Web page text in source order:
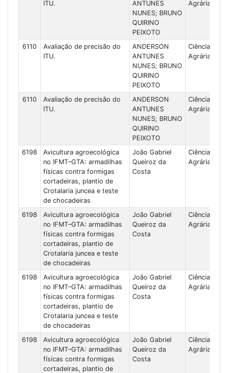
ITU.
ANTUNES
NUNES; BRUNO
QUIRINO
PEIXOTO
Agrárias
6110
Avaliação de precisão do
ITU.
ANDERSON
ANTUNES
NUNES; BRUNO
QUIRINO
PEIXOTO
Ciências
Agrárias
6110
Avaliação de precisão do
ITU.
ANDERSON
ANTUNES
NUNES; BRUNO
QUIRINO
PEIXOTO
Ciências
Agrárias
6198
Avicultura agroecológica
no IFMT–GTA: armadilhas
físicas contra formigas
cortadeiras, plantio de
Crotalaria juncea e teste
de chocadeiras
João Gabriel
Queiroz da
Costa
Ciências
Agrárias
6198
Avicultura agroecológica
no IFMT–GTA: armadilhas
físicas contra formigas
cortadeiras, plantio de
Crotalaria juncea e teste
de chocadeiras
João Gabriel
Queiroz da
Costa
Ciências
Agrárias
6198
Avicultura agroecológica
no IFMT–GTA: armadilhas
físicas contra formigas
cortadeiras, plantio de
Crotalaria juncea e teste
de chocadeiras
João Gabriel
Queiroz da
Costa
Ciências
Agrárias
6198
Avicultura agroecológica
no IFMT–GTA: armadilhas
físicas contra formigas
cortadeiras, plantio de
João Gabriel
Queiroz da
Costa
Ciências
Agrárias